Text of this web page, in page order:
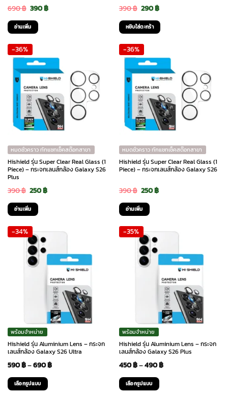
690฿ Original
price
was:
390฿Current
อ่านเพิ่ม
390฿ Original
price
was:
290฿Current
price
is:
หยิบใส่ตะกร้า
-36%
หมดชั่วคราว ทักแชทเช็คสต๊อกสาขา
Hishield รุ่น Super Clear Real Glass (1
Piece) – กระจกเลนส์กล้อง Galaxy S26
Plus
390฿ Original
price
was:
390 ฿.
250฿Current
250 ฿.
อ่านเพิ่ม
-36%
หมดชั่วคราว ทักแชทเช็คสต๊อกสาขา
Hishield รุ่น Super Clear Real Glass (1
Piece) – กระจกเลนส์กล้อง Galaxy S26
390฿ Original
price
was:
390 ฿.
250฿Current
250 ฿.
อ่านเพิ่ม
-34%
พร้อมจำหน่าย
Hishield รุ่น Aluminium Lens – กระจก
เลนส์กล้อง Galaxy S26 Ultra
590฿–690฿Price
เลือกรูปแบบ
-35%
พร้อมจำหน่าย
Hishield รุ่น Aluminium Lens – กระจก
เลนส์กล้อง Galaxy S26 Plus
450฿–490฿Price
เลือกรูปแบบ